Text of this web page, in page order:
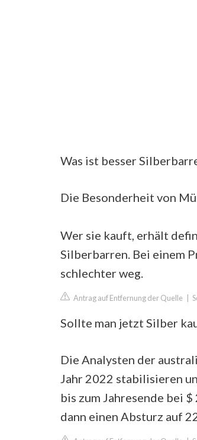
Was ist besser
Die Besonderheit von
Wer sie kauft, erhält
Silberbarren. Bei einem
schlechter weg.
Antrag auf Entfernung der Quelle
Sollte man jetzt Silber
Die Analysten der
Jahr 2022 stabilisieren
bis zum Jahresende bei
dann einen Absturz auf